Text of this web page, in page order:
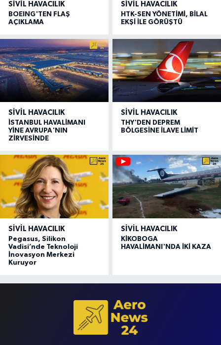
SIVIL HAVACILIK
BOEING'TEN FLAŞ
AÇIKLAMA
SIVIL HAVACILIK
HTK-SEN YÖNETİMİ, BİLAL
EKŞİ İLE GÖRÜŞTÜ
SIVIL HAVACILIK
İSTANBUL HAVALİMANI
YİNE AVRUPA'NIN
ZİRVESİNDE
SIVIL HAVACILIK
THY'DEN DEPREM
BÖLGESİNE İLAVE LİMİT
SIVIL HAVACILIK
Pegasus, Silikon
Vadisi’nde Teknoloji
İnovasyon Merkezi
Kuruyor
SIVIL HAVACILIK
KİKOBOGA
HAVALİMANI'NDA İKİ KAZA